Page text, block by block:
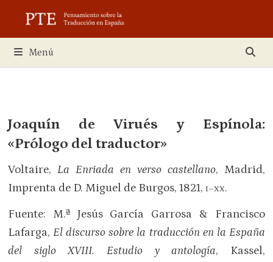
contenido
Menú
Joaquín de Virués y Espínola:
«Prólogo del traductor»
Voltaire,La Enriada en verso castellano, Madrid,
Imprenta de D. Miguel de Burgos, 1821, I–XX.
Fuente: M.ª Jesús García Garrosa & Francisco
Lafarga,El discurso sobre la traducción en la España
del siglo XVIII. Estudio y antología, Kassel,